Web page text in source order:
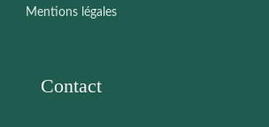
Mentions légales
Contact